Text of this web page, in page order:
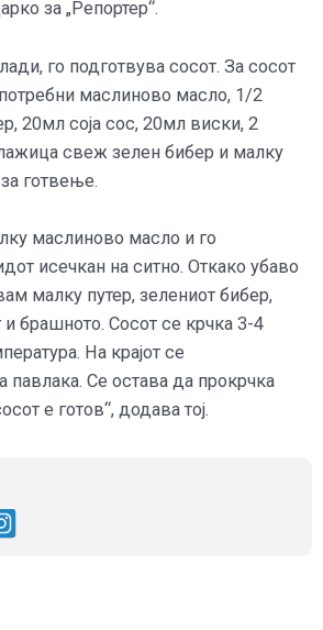
за „Репортер“.
го подготвува сосот. За сосот
маслиново масло, 1/2
20мл соја сос, 20мл виски, 2
свеж зелен бибер и малку
готвење.
маслиново масло и го
исечкан на ситно. Откако убаво
малку путер, зелениот бибер,
и брашното. Сосот се крчка 3-4
На крајот се
павлака. Се остава да прокрчка
е готов“, додава тој.